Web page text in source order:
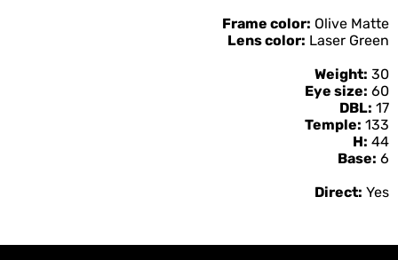
Frame color: Olive Matte
Lens color: Laser Green
Weight: 30
Eye size: 60
DBL: 17
Temple: 133
H: 44
Base: 6
Direct: Yes